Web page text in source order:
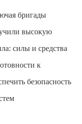
бригады
высокую
силы и средства
к
безопасность